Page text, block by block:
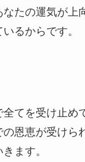
なたの運気が上
るからです。
てを受け止め
の恩恵が受けら
ます。